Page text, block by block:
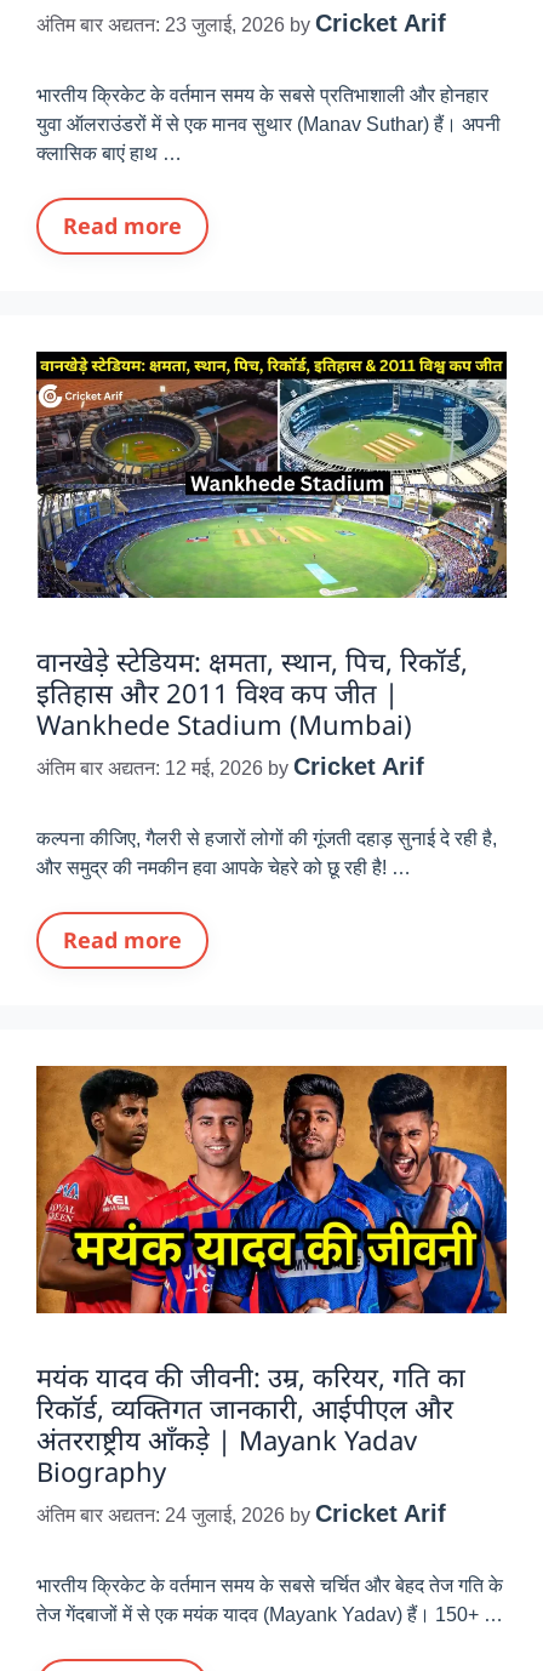
अंतिम बार अद्यतन: 23 जुलाई, 2026 by Cricket Arif
भारतीय क्रिकेट के वर्तमान समय के सबसे प्रतिभाशाली और होनहार
युवा ऑलराउंडरों में से एक मानव सुथार (Manav Suthar) हैं। अपनी
क्लासिक बाएं हाथ …
Read more
वानखेड़े स्टेडियम: क्षमता, स्थान, पिच, रिकॉर्ड,
इतिहास और 2011 विश्व कप जीत |
Wankhede Stadium (Mumbai)
अंतिम बार अद्यतन: 12 मई, 2026 by Cricket Arif
कल्पना कीजिए, गैलरी से हजारों लोगों की गूंजती दहाड़ सुनाई दे रही है,
और समुद्र की नमकीन हवा आपके चेहरे को छू रही है! …
Read more
मयंक यादव की जीवनी: उम्र, करियर, गति का
रिकॉर्ड, व्यक्तिगत जानकारी, आईपीएल और
अंतरराष्ट्रीय आँकड़े | Mayank Yadav
Biography
अंतिम बार अद्यतन: 24 जुलाई, 2026 by Cricket Arif
भारतीय क्रिकेट के वर्तमान समय के सबसे चर्चित और बेहद तेज गति के
तेज गेंदबाजों में से एक मयंक यादव (Mayank Yadav) हैं। 150+ …